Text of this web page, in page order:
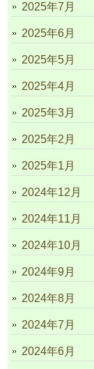
2025年7月
2025年6月
2025年5月
2025年4月
2025年3月
2025年2月
2025年1月
2024年12月
2024年11月
2024年10月
2024年9月
2024年8月
2024年7月
2024年6月